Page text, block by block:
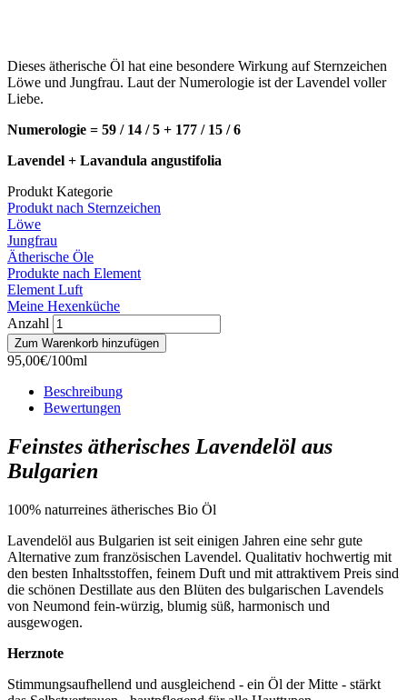
Dieses ätherische Öl hat eine besondere Wirkung auf Sternzeichen
Löwe und Jungfrau. Laut der Numerologie ist der Lavendel voller
Liebe.
Numerologie = 59 / 14 / 5 + 177 / 15 / 6
Lavendel + Lavandula angustifolia
Produkt Kategorie
Produkt nach Sternzeichen
Löwe
Jungfrau
Ätherische Öle
Produkte nach Element
Element Luft
Meine Hexenküche
Anzahl
95,00€/100ml
Beschreibung
Bewertungen
Feinstes ätherisches Lavendelöl aus
Bulgarien
100% naturreines ätherisches Bio Öl
Lavendelöl aus Bulgarien ist seit einigen Jahren eine sehr gute
Alternative zum französischen Lavendel. Qualitativ hochwertig mit
den besten Inhaltsstoffen, feinem Duft und mit attraktivem Preis sind
die schönen Destillate aus den Blüten des bulgarischen Lavendels
von Neumond fein-würzig, blumig süß, harmonisch und
ausgewogen.
Herznote
Stimmungsaufhellend und ausgleichend - ein Öl der Mitte - stärkt